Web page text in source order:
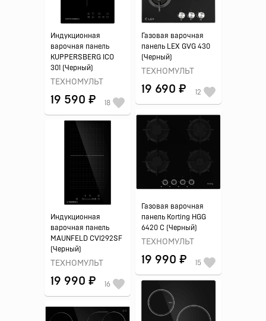
Индукционная
варочная панель
KUPPERSBERG ICO
301 (Черный)
ТЕХНОМУЛЬТ
19 590 ₽ 18
Газовая варочная
панель LEX GVG 430
(Черный)
ТЕХНОМУЛЬТ
19 690 ₽ 12
Газовая варочная
панель Korting HGG
6420 C (Черный)
ТЕХНОМУЛЬТ
19 990 ₽ 15
Индукционная
варочная панель
MAUNFELD CVI292SF
(Черный)
ТЕХНОМУЛЬТ
19 990 ₽ 16